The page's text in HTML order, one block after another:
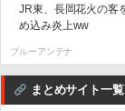
JR東、長岡花火の客
め込み炎上ww
ブルーアンテナ
まとめサイト一覧